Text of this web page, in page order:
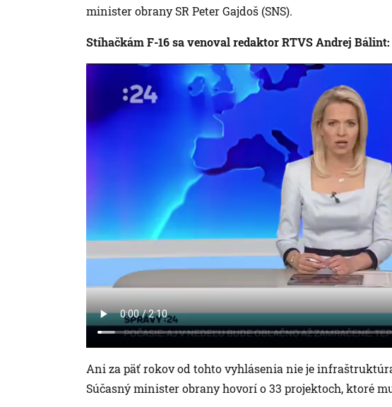
minister obrany SR Peter Gajdoš (SNS).
Stíhačkám F-16 sa venoval redaktor RTVS Andrej Bálint:
Ani za päť rokov od tohto vyhlásenia nie je
Súčasný minister obrany hovorí o 33 projektoch, ktoré